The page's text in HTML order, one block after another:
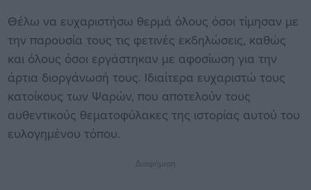
Θέλω να ευχαριστήσω θερμά όλους όσοι τίμησαν με
την παρουσία τους τις φετινές εκδηλώσεις, καθώς
και όλους όσοι εργάστηκαν με αφοσίωση για την
άρτια διοργάνωσή τους. Ιδιαίτερα ευχαριστώ τους
κατοίκους των Ψαρών, που αποτελούν τους
αυθεντικούς θεματοφύλακες της ιστορίας αυτού του
ευλογημένου τόπου.
Διαφήμιση